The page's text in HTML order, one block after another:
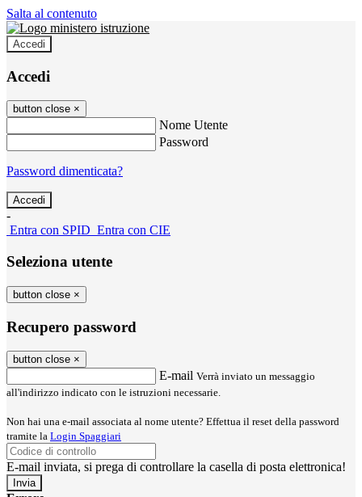
Salta al contenuto
Accedi
Accedi
button close ×
Nome Utente
Password
Password dimenticata?
-
Entra con SPID Entra con CIE
Seleziona utente
button close ×
Recupero password
button close ×
E-mail Verrà inviato un messaggio
all'indirizzo indicato con le istruzioni necessarie.
Non hai una e-mail associata al nome utente? Effettua il reset della password
tramite la Login Spaggiari
E-mail inviata, si prega di controllare la casella di posta elettronica!